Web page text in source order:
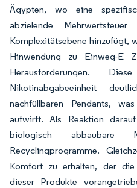
Ägypten, wo eine
abzielende
Komplexitätsebene hinzufügt,
Hinwendung zu Einweg-E
Herausforderungen.
Nikotinabgabeeinheit
nachfüllbaren Pendants,
aufwirft. Als Reaktion
biologisch abbaubare
Recyclingprogramme.
Komfort zu erhalten, der die
dieser Produkte